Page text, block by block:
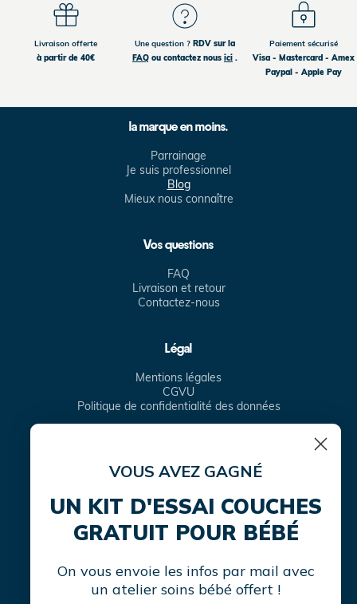
Livraison offerte
à partir de 40€
Une question ?RDV sur la
FAQou contactez nous ici.
Paiement sécurisé
Visa - Mastercard - Amex
Paypal - Apple Pay
la marque en moins.
Parrainage
Je suis professionnel
Blog
Mieux nous connaître
Vos questions
FAQ
Livraison et retour
Contactez-nous
Légal
Mentions légales
CGVU
Politique de confidentialité des données
FacebookInstagramTikTok
Translation
VOUS AVEZ GAGNÉ
UN KIT D'ESSAI COUCHES
GRATUIT POUR BÉBÉ
On vous envoie les infos par mail avec
un atelier soins bébé offert !